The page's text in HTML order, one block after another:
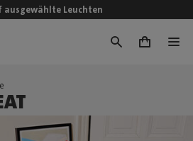
ausgewählte Leuchten
0